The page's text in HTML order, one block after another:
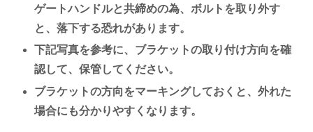
ゲートハンドルと共締めの為、ボルトを取り外す
と、落下する恐れがあります。
下記写真を参考に、ブラケットの取り付け方向を確
認して、保管してください。
ブラケットの方向をマーキングしておくと、外れた
場合にも分かりやすくなります。